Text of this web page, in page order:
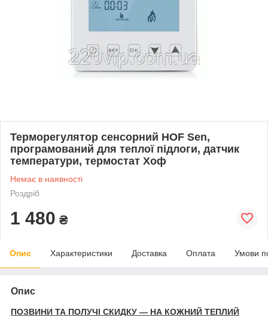
Терморегулятор сенсорний HOF Sen,
програмований для теплої підлоги, датчик
температури, термостат Хоф
Немає в наявності
Роздріб
1 480 ₴
Опис Характеристики Доставка Оплата Умови
Опис
ПОЗВИНИ ТА ПОЛУЧІ СКИДКУ — НА КОЖНИЙ ТЕПЛИЙ